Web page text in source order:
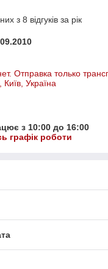
з 8 відгуків за рік
Отправка только
Україна
з 10:00 до 16:00
графік роботи